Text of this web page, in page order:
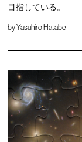
目指している。
byYasuhiro Hatabe